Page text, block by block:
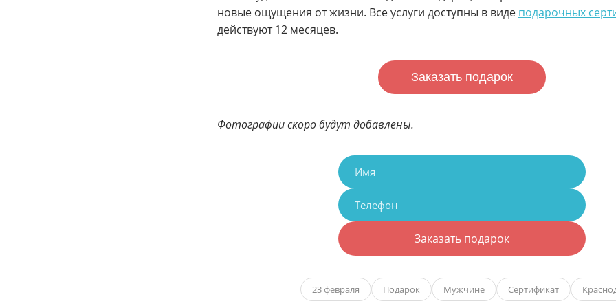
новые ощущения от жизни. Все услуги доступны в виде подарочных
действуют 12 месяцев.
Заказать подарок
Фотографии скоро будут добавлены.
Заказать подарок
23 февраля Подарок Мужчине Сертификат